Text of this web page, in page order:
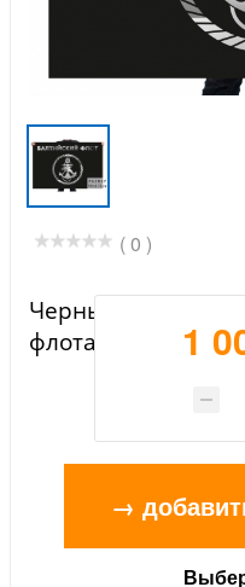
( 0 )
Черный флаг с
флота
1
→